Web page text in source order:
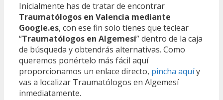
Inicialmente has de tratar de encontrar
Traumatólogos en Valencia mediante
Google.es, con ese fin solo tienes que teclear
“Traumatólogos en Algemesí” dentro de la caja
de búsqueda y obtendrás alternativas. Como
queremos ponértelo más fácil aquí
proporcionamos un enlace directo, pincha aquíy
vas a localizar Traumatólogos en Algemesí
inmediatamente.